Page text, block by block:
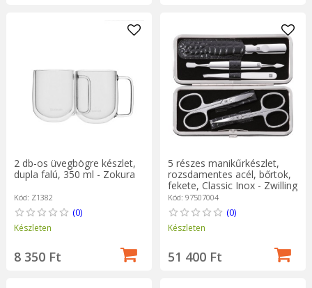
2 db-os üvegbögre készlet,
dupla falú, 350 ml - Zokura
Kód: Z1382
(0)
Készleten
8 350 Ft
5 részes manikűrkészlet,
rozsdamentes acél, bőrtok,
fekete, Classic Inox - Zwilling
Kód: 97507004
(0)
Készleten
51 400 Ft